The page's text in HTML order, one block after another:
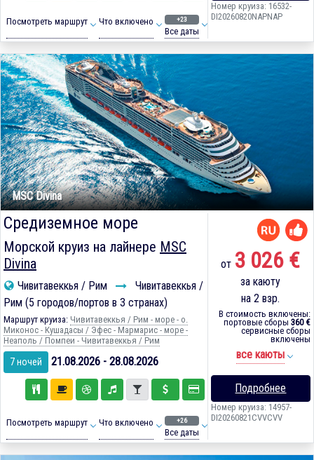
Посмотреть маршрут Что включено +23
Все даты
Номер круиза: 16532-
DI20260820NAPNAP
MSC Divina
Средиземное море
Морской круиз на лайнере MSC
Divina
Чивитавеккья / Рим
Чивитавеккья /
Рим (5 городов/портов в 3 странах)
Маршрут круиза: Чивитавеккья / Рим - море - о.
Миконос - Кушадасы / Эфес - Мармарис - море -
Неаполь / Помпеи - Чивитавеккья / Рим
7 ночей 21.08.2026 - 28.08.2026
Посмотреть маршрут Что включено +26
Все даты
от 3 026 €
за каюту
на 2 взр.
В стоимость включены:
портовые сборы 360 €
сервисные сборы
включены
все каюты
Подробнее
Номер круиза: 14957-
DI20260821CVVCVV